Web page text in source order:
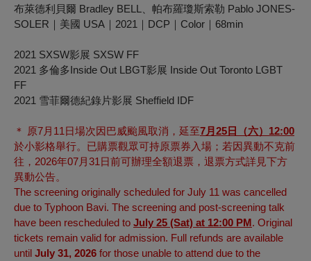
布萊德利貝爾 Bradley BELL、帕布羅瓊斯索勒 Pablo JONES-
SOLER｜美國 USA｜2021｜DCP｜Color｜68min
2021 SXSW影展 SXSW FF
2021 多倫多Inside Out LBGT影展 Inside Out Toronto LGBT
FF
2021 雪菲爾德紀錄片影展 Sheffield IDF
＊ 原7月11日場次因巴威颱風取消，延至7月25日（六）12:00
於小影格舉行。已購票觀眾可持原票券入場；若因異動不克前
往，2026年07月31日前可辦理全額退票，退票方式詳見下方
異動公告。
The screening originally scheduled for July 11 was cancelled
due to Typhoon Bavi. The screening and post-screening talk
have been rescheduled to July 25 (Sat) at 12:00 PM. Original
tickets remain valid for admission. Full refunds are available
until July 31, 2026 for those unable to attend due to the